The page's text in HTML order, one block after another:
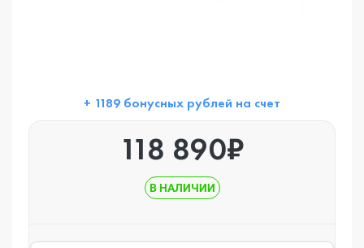
+ 1189 бонусных рублей на счет
118 890₽
В НАЛИЧИИ